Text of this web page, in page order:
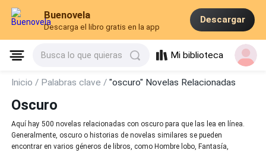
Buenovela
Descarga el libro gratis en la app
Descargar
Busca lo que quieras Mi biblioteca
Inicio / Palabras clave /"oscuro" Novelas Relacionadas
Oscuro
Aquí hay 500 novelas relacionadas con oscuro para que las lea en línea.
Generalmente, oscuro o historias de novelas similares se pueden
encontrar en varios géneros de libros, como Hombre lobo, Fantasía,